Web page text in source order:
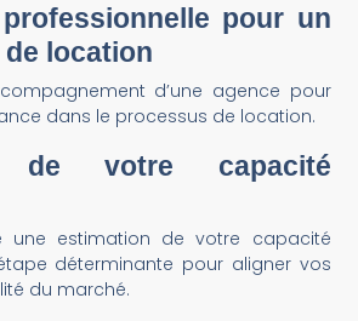
pour un
de location
d’une agence pour
dans le processus de location.
de votre capacité
une estimation de votre capacité
déterminante pour aligner vos
du marché.